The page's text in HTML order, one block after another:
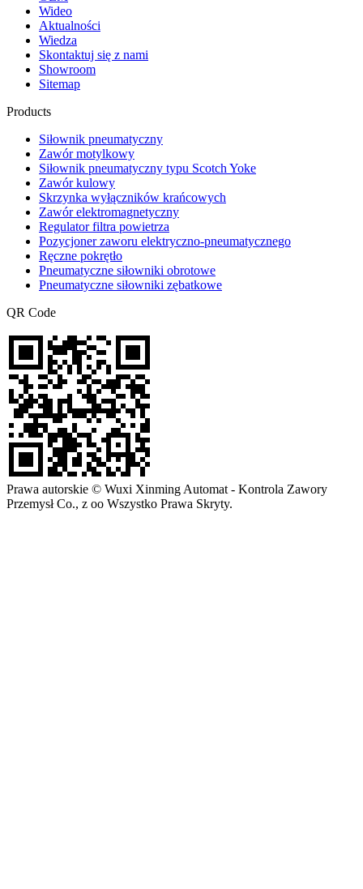
Wideo
Aktualności
Wiedza
Skontaktuj się z nami
Showroom
Sitemap
Products
Siłownik pneumatyczny
Zawór motylkowy
Siłownik pneumatyczny typu Scotch Yoke
Zawór kulowy
Skrzynka wyłączników krańcowych
Zawór elektromagnetyczny
Regulator filtra powietrza
Pozycjoner zaworu elektryczno-pneumatycznego
Ręczne pokrętło
Pneumatyczne siłowniki obrotowe
Pneumatyczne siłowniki zębatkowe
QR Code
Prawa autorskie © Wuxi Xinming Automat - Kontrola Zawory
Przemysł Co., z oo Wszystko Prawa Skryty.